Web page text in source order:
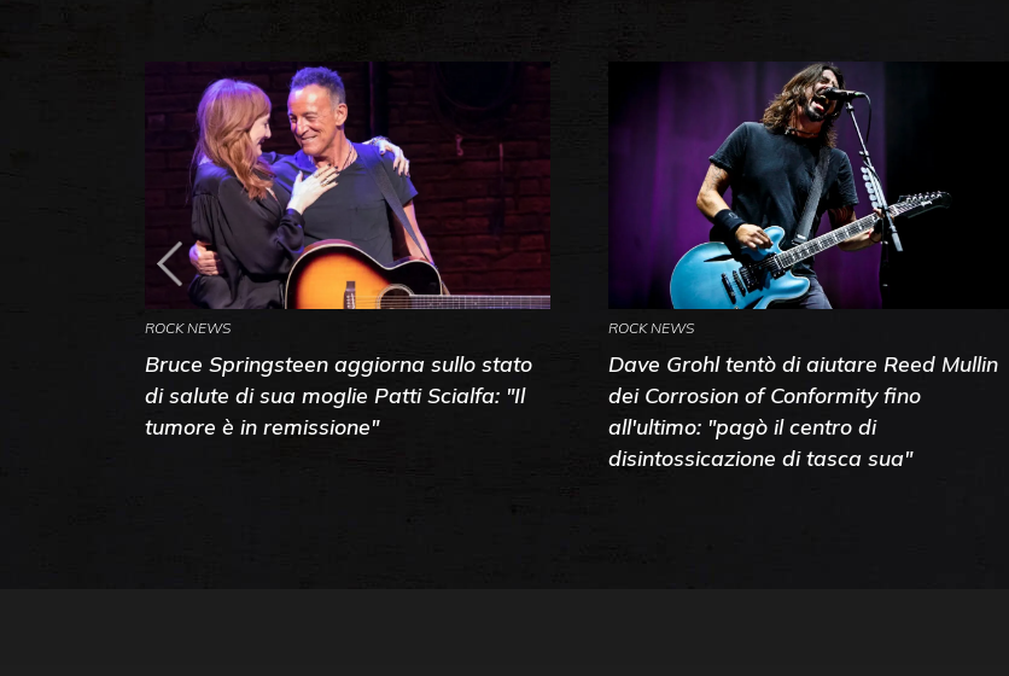
ROCK NEWS
Bruce Springsteen aggiorna sullo stato
di salute di sua moglie Patti Scialfa: "Il
tumore è in remissione"
ROCK NEWS
Dave Grohl tentò di aiutare Reed Mullin
dei Corrosion of Conformity fino
all'ultimo: "pagò il centro di
disintossicazione di tasca sua"